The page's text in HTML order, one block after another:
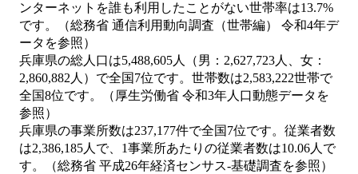
ンターネットを誰も利用したことがない世帯率は13.7%
です。（総務省 通信利用動向調査（世帯編） 令和4年デ
ータを参照）
兵庫県の総人口は5,488,605人（男：2,627,723人、女：
2,860,882人）で全国7位です。世帯数は2,583,222世帯で
全国8位です。（厚生労働省 令和3年人口動態データを
参照）
兵庫県の事業所数は237,177件で全国7位です。従業者数
は2,386,185人で、1事業所あたりの従業者数は10.06人で
す。（総務省 平成26年経済センサス‐基礎調査を参照）